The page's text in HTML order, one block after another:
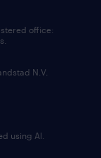
office:
N.V.
using AI.